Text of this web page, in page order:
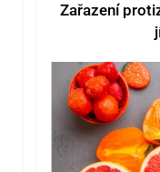
Zařazení